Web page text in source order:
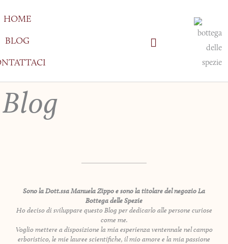
al
contenuto
HOME
BLOG
Blog
Sono la Dott.ssa Manuela Zippo e sono la titolare del negozio La
Bottega delle Spezie
Ho deciso di sviluppare questo Blog per dedicarlo alle persone curiose
come me.
Voglio mettere a disposizione la mia esperienza ventennale nel campo
erboristico, le mie lauree scientifiche, il mio amore e la mia passione